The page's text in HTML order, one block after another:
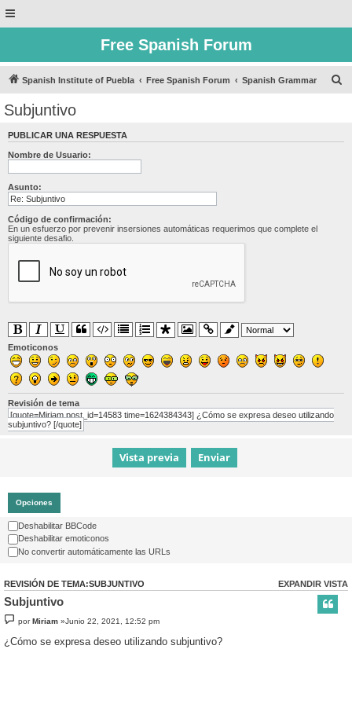
Free Spanish Forum
Spanish Institute of Puebla Free Spanish Forum Spanish Grammar
Subjuntivo
PUBLICAR UNA RESPUESTA
Nombre de Usuario:
Asunto:
Código de confirmación:
En un esfuerzo por prevenir insersiones automáticas requerimos que complete el
siguiente desafio.
Emoticonos
Revisión de tema
[quote=Miriam post_id=14583 time=1624384343] ¿Cómo se expresa deseo utilizando
subjuntivo? [/quote]
Opciones
Deshabilitar BBCode
Deshabilitar emoticonos
No convertir automáticamente las URLs
EXPANDIR VISTA
REVISIÓN DE TEMA:SUBJUNTIVO
Subjuntivo
porMiriam »Junio 22, 2021, 12:52 pm
¿Cómo se expresa deseo utilizando subjuntivo?